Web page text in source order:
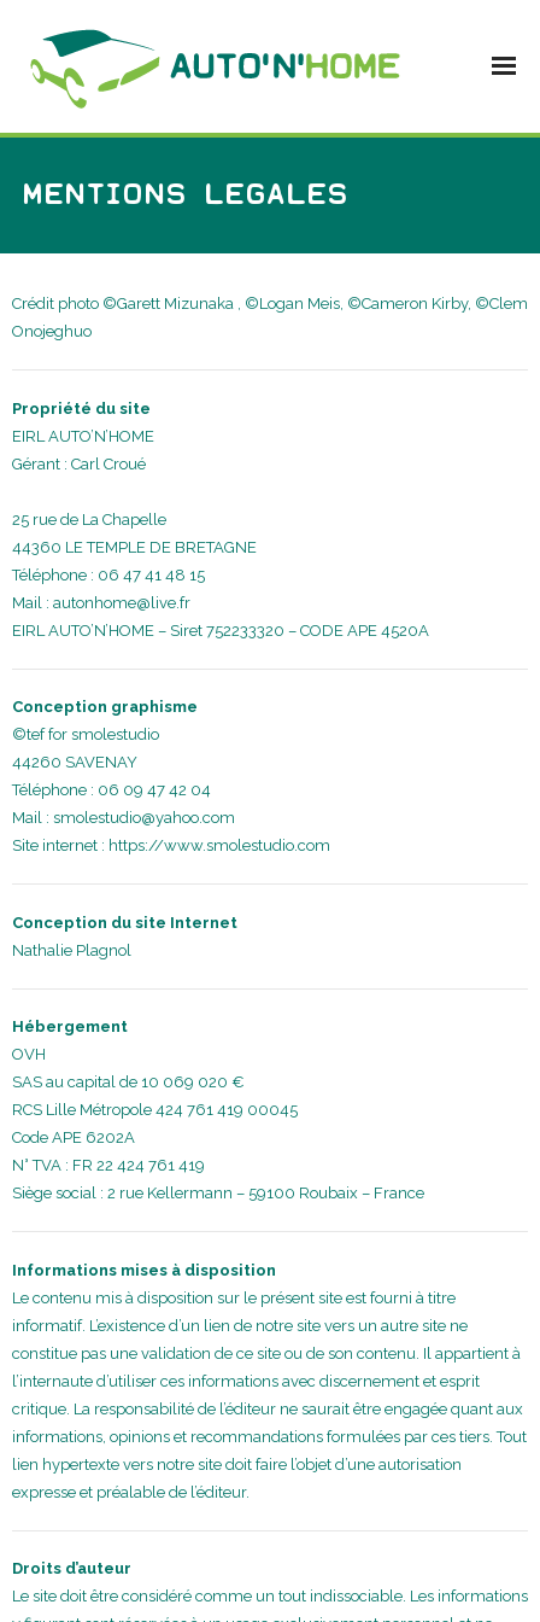
MENTIONS LEGALES
Crédit photo ©Garett Mizunaka , ©Logan Meis, ©Cameron Kirby, ©Clem
Onojeghuo
Propriété du site
EIRL AUTO’N’HOME
Gérant : Carl Croué
25 rue de La Chapelle
44360 LE TEMPLE DE BRETAGNE
Téléphone : 06 47 41 48 15
Mail : autonhome@live.fr
EIRL AUTO’N’HOME – Siret 752233320 – CODE APE 4520A
Conception graphisme
©tef for smolestudio
44260 SAVENAY
Téléphone : 06 09 47 42 04
Mail : smolestudio@yahoo.com
Site internet : https://www.smolestudio.com
Conception du site Internet
Nathalie Plagnol
Hébergement
OVH
SAS au capital de 10 069 020 €
RCS Lille Métropole 424 761 419 00045
Code APE 6202A
N° TVA : FR 22 424 761 419
Siège social : 2 rue Kellermann – 59100 Roubaix – France
Informations mises à disposition
Le contenu mis à disposition sur le présent site est fourni à titre
informatif. L’existence d’un lien de notre site vers un autre site ne
constitue pas une validation de ce site ou de son contenu. Il appartient à
l’internaute d’utiliser ces informations avec discernement et esprit
critique. La responsabilité de l’éditeur ne saurait être engagée quant aux
informations, opinions et recommandations formulées par ces tiers. Tout
lien hypertexte vers notre site doit faire l’objet d’une autorisation
expresse et préalable de l’éditeur.
Droits d’auteur
Le site doit être considéré comme un tout indissociable. Les informations